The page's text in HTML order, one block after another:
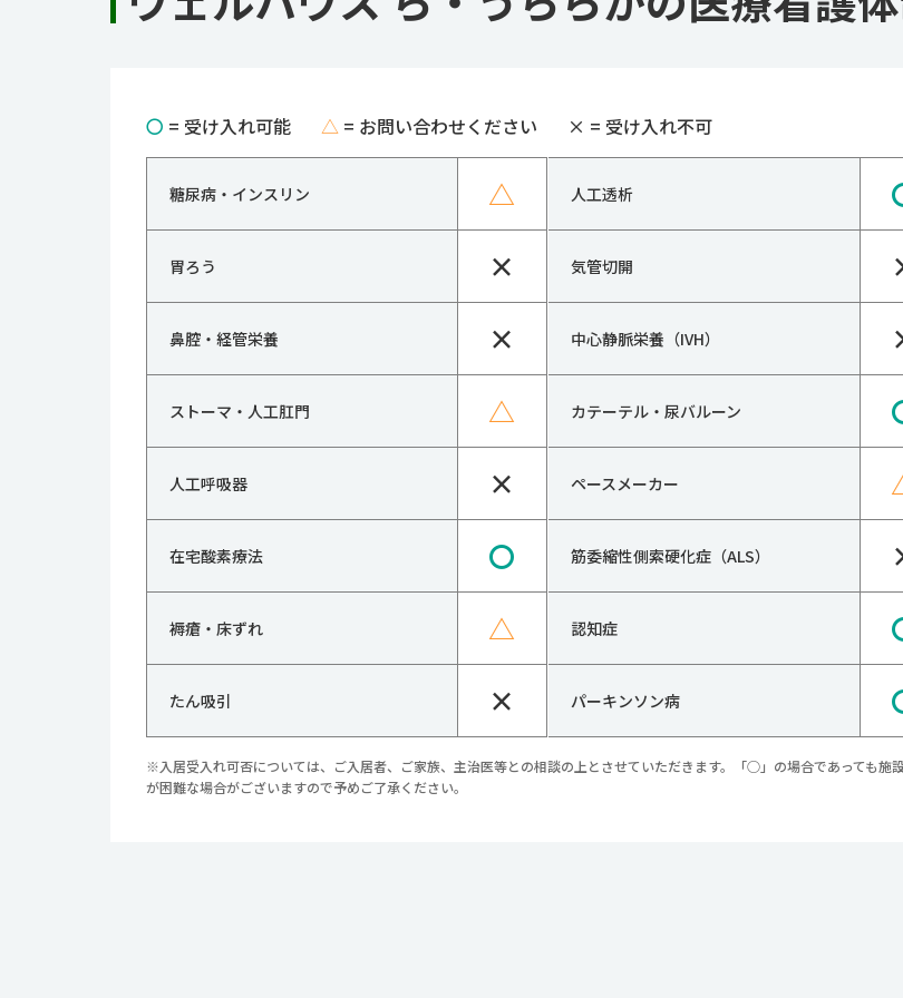
〇 = 受け入れ可能 △= お問い合わせください × = 受け入れ不可
糖尿病・インスリン △
胃ろう ×
鼻腔・経管栄養 ×
ストーマ・人工肛門 △
人工呼吸器 ×
在宅酸素療法 〇
褥瘡・床ずれ △
たん吸引 ×
人工透析
気管切開
中心静脈栄養（IVH）
カテーテル・尿バルーン
ペースメーカー
筋委縮性側索硬化症（ALS）
認知症
パーキンソン病
※入居受入れ可否については、ご入居者、ご家族、主治医等との相談の上とさせていただきます。「○」の場合であっても
が困難な場合がございますので予めご了承ください。